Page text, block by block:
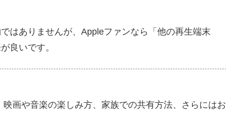
はありませんが、Appleファンなら「他の再生端末
良いです。
画や音楽の楽しみ方、家族での共有方法、さらにはお